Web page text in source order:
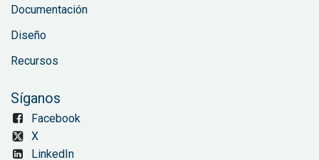
Documentación
Diseño
Recursos
Síganos
Facebook
X
LinkedIn